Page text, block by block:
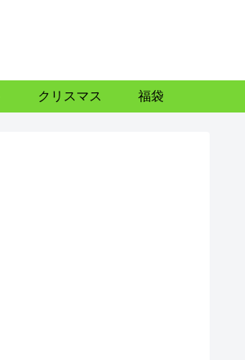
クリスマス 福袋